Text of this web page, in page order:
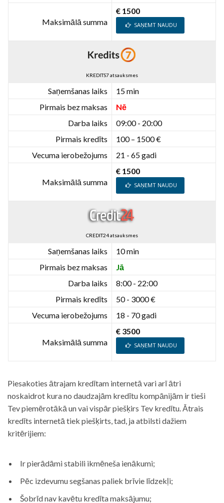
Maksimālā summa
€ 1500
SAŅEMT NAUDU
KREDITS7 atsauksmes
Saņemšanas laiks
15 min
Pirmais bez maksas
Nē
Darba laiks
09:00 - 20:00
Pirmais kredīts
100 – 1500 €
Vecuma ierobežojums
21 - 65 gadi
Maksimālā summa
€ 1500
SAŅEMT NAUDU
CREDIT24 atsauksmes
Saņemšanas laiks
10 min
Pirmais bez maksas
Jā
Darba laiks
8:00 - 22:00
Pirmais kredīts
50 - 3000 €
Vecuma ierobežojums
18 - 70 gadi
Maksimālā summa
€ 3500
SAŅEMT NAUDU
Piesakoties ātrajam kredītam internetā vari arī ātri
noskaidrot kura no daudzajām kredītu kompānijām ir tieši
Tev piemērotākā un vai vispār piešķirs Tev kredītu. Ātrais
kredīts internetā tiek piešķirts, tad, ja atbilsti dažiem
kritērijiem:
Ir pierādāmi stabili ikmēneša ienākumi;
Pēc izdevumu segšanas paliek brīvie līdzekļi;
Šobrīd nav kavētu kredīta maksājumu;